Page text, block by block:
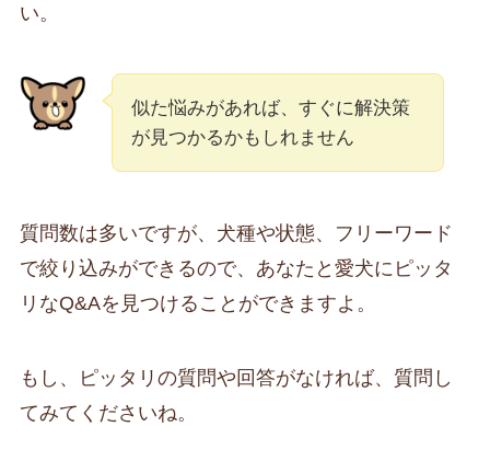
い。
似た悩みがあれば、すぐに解決策
が見つかるかもしれません
質問数は多いですが、犬種や状態、フリーワード
で絞り込みができるので、あなたと愛犬にピッタ
リなQ&Aを見つけることができますよ。
もし、ピッタリの質問や回答がなければ、質問し
てみてくださいね。